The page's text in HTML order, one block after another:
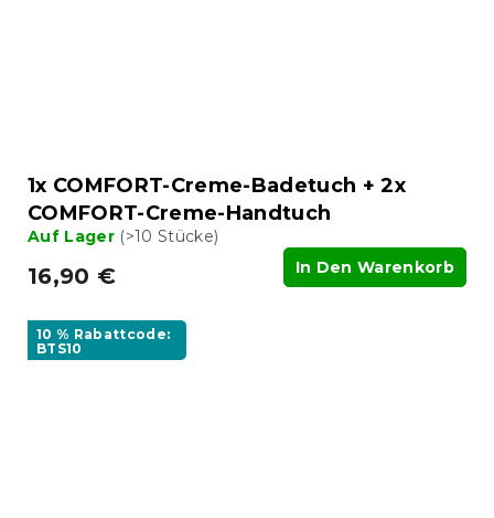
1x COMFORT-Creme-Badetuch + 2x
COMFORT-Creme-Handtuch
Auf Lager (>10 Stücke)
16,90 € In Den Warenkorb
10 % Rabattcode:
BTS10